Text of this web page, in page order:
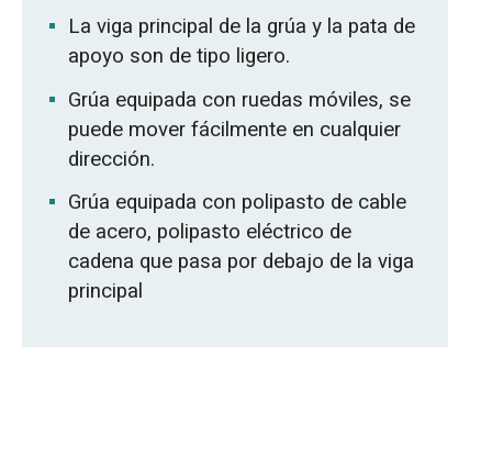
La viga principal de la grúa y la pata de
apoyo son de tipo ligero.
Grúa equipada con ruedas móviles, se
puede mover fácilmente en cualquier
dirección.
Grúa equipada con polipasto de cable
de acero, polipasto eléctrico de
cadena que pasa por debajo de la viga
principal